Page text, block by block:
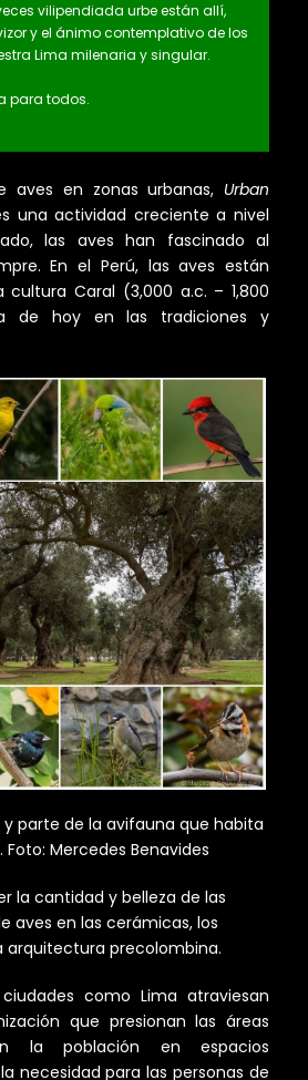
vilipendiada urbe están allí,
y el ánimo contemplativo de los
Lima milenaria y singular.
para todos.
aves en zonas urbanas, Urban
una actividad creciente a nivel
las aves han fascinado al
En el Perú, las aves están
cultura Caral (3,000 a.c. – 1,800
de hoy en las tradiciones y
y parte de la avifauna que habita
Foto: Mercedes Benavides
la cantidad y belleza de las
aves en las cerámicas, los
arquitectura precolombina.
como Lima atraviesan
que presionan las áreas
la población en espacios
necesidad para las personas de